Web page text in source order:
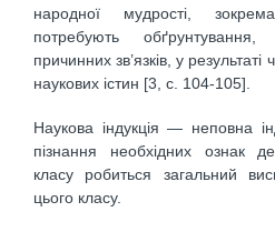
народної мудрості,
потребують обґрунтування,
причинних зв’язків, у
наукових істин [3, c. 104-105].
Наукова індукція — неповна
пізнання необхідних ознак
класу робиться загальний
цього класу.